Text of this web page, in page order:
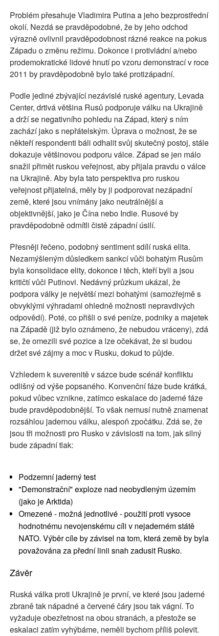
Problém přesahuje Vladimira Putina a jeho bezprostřední
okolí. Nezdá se pravděpodobné, že by jeho odchod
výrazně ovlivnil pravděpodobnost rázné reakce na pokus
Západu o změnu režimu. Dokonce i protivládní a/nebo
prodemokratické lidové hnutí po vzoru demonstrací v roce
2011 by pravděpodobně bylo také protizápadní.
Podle jediné zbývající nezávislé ruské agentury, Levada
Center, drtivá většina Rusů podporuje válku na Ukrajině
a drží se negativního pohledu na Západ, který s ním
zachází jako s nepřátelským. Úprava o možnost, že se
někteří respondenti báli odhalit svůj skutečný postoj, stále
dokazuje většinovou podporu válce. Západ se jen málo
snažil přimět ruskou veřejnost, aby přijala pravdu o válce
na Ukrajině. Aby byla tato perspektiva pro ruskou
veřejnost přijatelná, měly by ji podporovat nezápadní
země, které jsou vnímány jako neutrálnější a
objektivnější, jako je Čína nebo Indie. Rusové by
pravděpodobně odmítli čistě západní úsilí.
Přesněji řečeno, podobný sentiment sdílí ruská elita.
Nezamýšleným důsledkem sankcí vůči bohatým Rusům
byla konsolidace elity, dokonce i těch, kteří byli a jsou
kritičtí vůči Putinovi. Nedávný průzkum ukázal, že
podpora války je největší mezi bohatými (samozřejmě s
obvyklými výhradami ohledně možnosti nepravdivých
odpovědí). Poté, co přišli o své peníze, podniky a majetek
na Západě (již bylo oznámeno, že nebudou vráceny), zdá
se, že omezili své pozice a lze očekávat, že si budou
držet své zájmy a moc v Rusku, dokud to půjde.
Vzhledem k suverenitě v sázce bude scénář konfliktu
odlišný od výše popsaného. Konvenční fáze bude krátká,
pokud vůbec vznikne, zatímco eskalace do jaderné fáze
bude pravděpodobnější. To však nemusí nutně znamenat
rozsáhlou jadernou válku, alespoň zpočátku. Zdá se, že
jsou tři možnosti pro Rusko v závislosti na tom, jak silný
bude západní tlak:
Podzemní jaderný test
"Demonstrační" exploze nad neobydleným územím
(jako je Arktida)
Omezené - možná jednotlivé - použití proti vysoce
hodnotnému nevojenskému cíli v nejaderném státě
NATO. Výběr cíle by závisel na tom, která země by byla
považována za přední linii snah zadusit Rusko.
Závěr
Ruská válka proti Ukrajině je první, ve které jsou jaderné
zbraně tak nápadné a červené čáry jsou tak vágní. To
vyžaduje obezřetnost na obou stranách, a přestože se
eskalaci zatím vyhýbáme, neměli bychom příliš polevit.